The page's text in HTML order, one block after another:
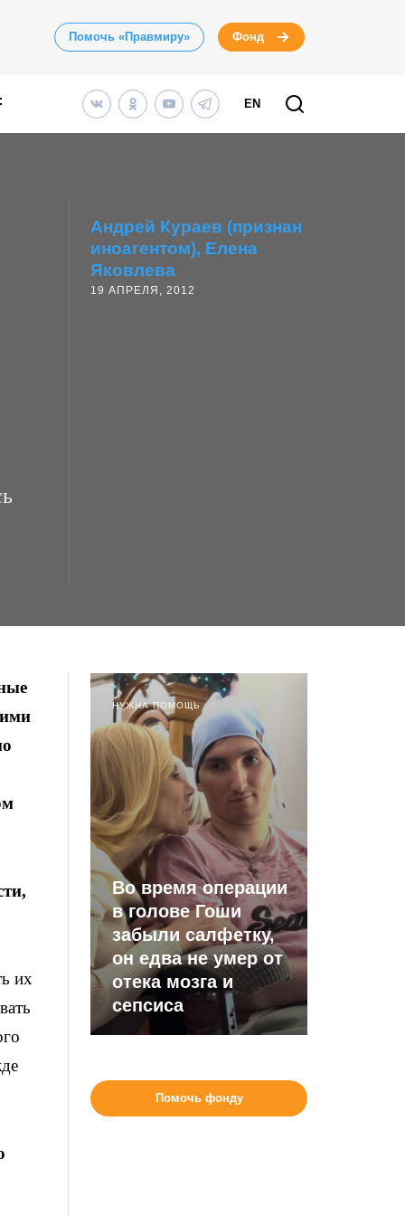
Помочь «Правмиру» Фонд
EN
Андрей Кураев (признан
иноагентом) Елена
Яковлева
19 АПРЕЛЯ, 2012
их
НУЖНА ПОМОЩЬ
Во время операции
в голове Гоши
забыли салфетку,
он едва не умер от
отека мозга и
сепсиса
Помочь фонду